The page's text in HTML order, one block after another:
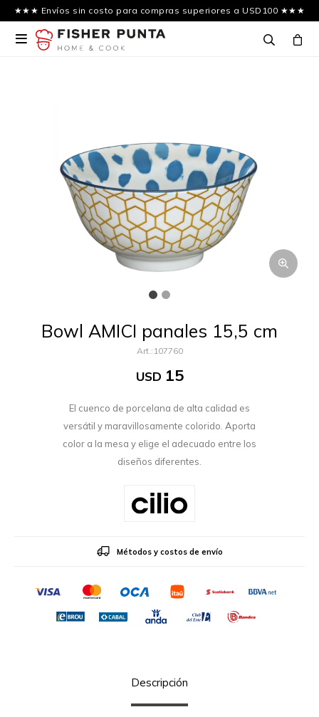
★★★ Envíos sin costo para compras superiores a USD100 ★★★

Bowl AMICI panales 15,5 cm
107760
USD 15
El cuenco de porcelana de alta calidad es
versátil y maravillosamente colorido. Aporta
color a la mesa y elige el adecuado entre los
diseños diferentes.
Métodos y costos de envío
Descripción